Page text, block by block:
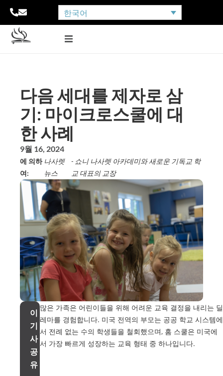
한국어
다음 세대를 제자로 삼
기: 마이크로스쿨에 대
한 사례
9월 16, 2024
에 의하
여:
나사렛
뉴스
- 쇼니 나사렛 아카데미와 새로운 기독교 학
교 대표의 교장
이
기
사
공
유
많은 가족은 어린이들을 위해 어려운 교육 결정을 내리는 딜
레마를 경험합니다. 미국 전역의 부모는 공공 학교 시스템에
서 전례 없는 수의 학생들을 철회했으며, 홈 스쿨은 미국에
서 가장 빠르게 성장하는 교육 형태 중 하나입니다.